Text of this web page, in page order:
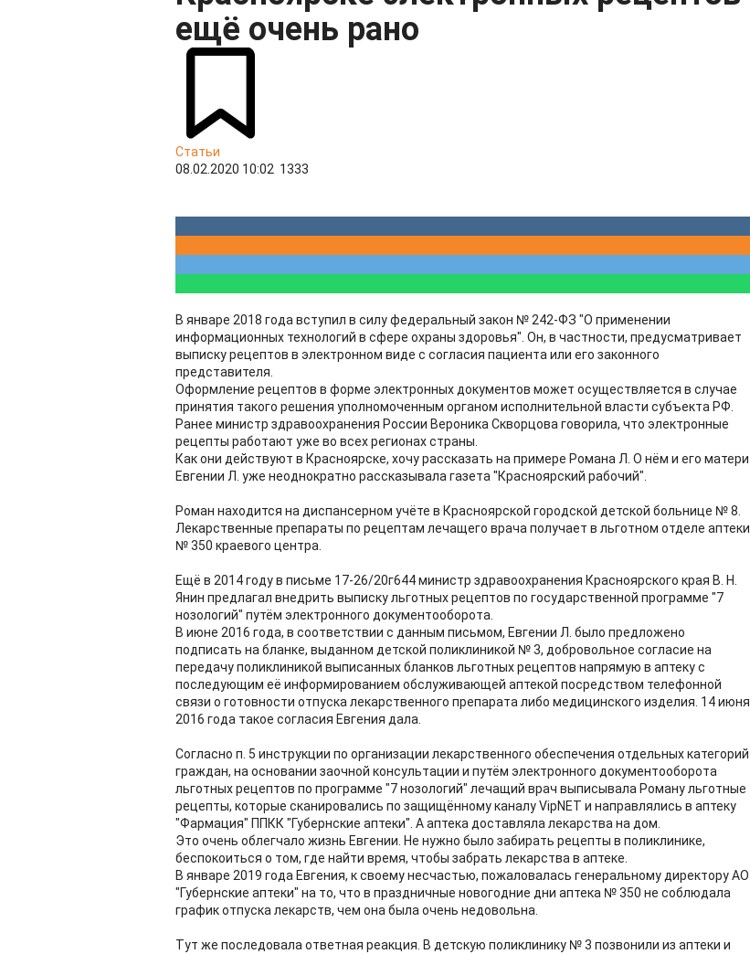
ещё очень рано
Статьи
08.02.2020 10:02 1333
В январе 2018 года вступил в силу федеральный закон № 242-ФЗ "О применении
информационных технологий в сфере охраны здоровья". Он, в частности, предусматривает
выписку рецептов в электронном виде с согласия пациента или его законного
представителя.
Оформление рецептов в форме электронных документов может осуществляется в случае
принятия такого решения уполномоченным органом исполнительной власти субъекта РФ.
Ранее министр здравоохранения России Вероника Скворцова говорила, что электронные
рецепты работают уже во всех регионах страны.
Как они действуют в Красноярске, хочу рассказать на примере Романа Л. О нём и его матери
Евгении Л. уже неоднократно рассказывала газета "Красноярский рабочий".
Роман находится на диспансерном учёте в Красноярской городской детской больнице № 8.
Лекарственные препараты по рецептам лечащего врача получает в льготном отделе аптеки
№ 350 краевого центра.
Ещё в 2014 году в письме 17-26/20г644 министр здравоохранения Красноярского края В. Н.
Янин предлагал внедрить выписку льготных рецептов по государственной программе "7
нозологий" путём электронного документооборота.
В июне 2016 года, в соответствии с данным письмом, Евгении Л. было предложено
подписать на бланке, выданном детской поликлиникой № 3, добровольное согласие на
передачу поликлиникой выписанных бланков льготных рецептов напрямую в аптеку с
последующим её информированием обслуживающей аптекой посредством телефонной
связи о готовности отпуска лекарственного препарата либо медицинского изделия. 14 июня
2016 года такое согласия Евгения дала.
Согласно п. 5 инструкции по организации лекарственного обеспечения отдельных категорий
граждан, на основании заочной консультации и путём электронного документооборота
льготных рецептов по программе "7 нозологий" лечащий врач выписывала Роману льготные
рецепты, которые сканировались по защищённому каналу VipNET и направлялись в аптеку
"Фармация" ППКК "Губернские аптеки". А аптека доставляла лекарства на дом.
Это очень облегчало жизнь Евгении. Не нужно было забирать рецепты в поликлинике,
беспокоиться о том, где найти время, чтобы забрать лекарства в аптеке.
В январе 2019 года Евгения, к своему несчастью, пожаловалась генеральному директору АО
"Губернские аптеки" на то, что в праздничные новогодние дни аптека № 350 не соблюдала
график отпуска лекарств, чем она была очень недовольна.
Тут же последовала ответная реакция. В детскую поликлинику № 3 позвонили из аптеки и